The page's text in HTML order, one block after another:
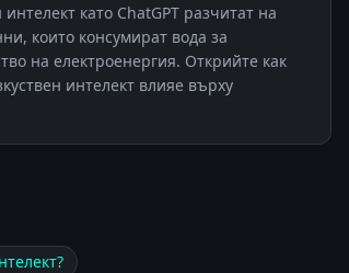
като ChatGPT разчитат на
които консумират вода за
на електроенергия. Открийте как
интелект влияе върху